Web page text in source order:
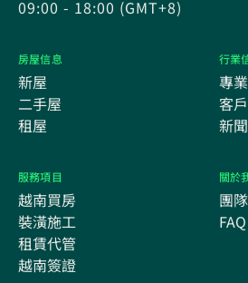
09:00 - 18:00 (GMT+8)
房屋信息
新屋
二手屋
租屋
行業
專
客
新
服務項目
越南買房
裝潢施工
租賃代管
越南簽證
關於
團
FAQ